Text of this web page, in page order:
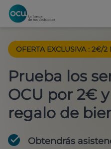
OFERTA EXCLUSIVA : 2€/2
Prueba los
OCU por 2€
regalo de
Obtendrás